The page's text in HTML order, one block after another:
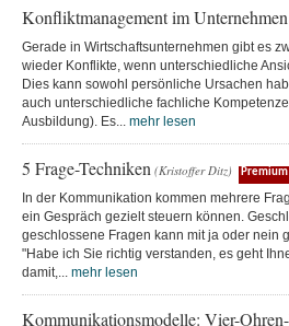
Konfliktmanagement im Unternehmen
Gerade in Wirtschaftsunternehmen gibt es
wieder Konflikte, wenn unterschiedliche
Dies kann sowohl persönliche Ursachen
auch unterschiedliche fachliche
Ausbildung). Es... mehr lesen
5 Frage-Techniken (Kristoffer Ditz) Premium
In der Kommunikation kommen mehrere
ein Gespräch gezielt steuern können.
geschlossene Fragen kann mit ja oder nein
"Habe ich Sie richtig verstanden, es geht
damit,... mehr lesen
Kommunikationsmodelle: Vier-